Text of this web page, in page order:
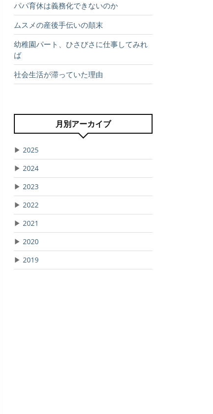
パパ育休は義務化できないのか
ムスメの産後手伝いの顛末
幼稚園パート、ひさびさに仕事してみれ
ば
社会生活が滞っていた理由
月別アーカイブ
▶ 2025
▶ 2024
▶ 2023
▶ 2022
▶ 2021
▶ 2020
▶ 2019